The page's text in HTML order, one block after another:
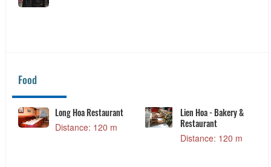
Food
Vietnam Nieu Rice
Restaurant
Single Hotpot - Single
Hotpot
Distance: 80 m